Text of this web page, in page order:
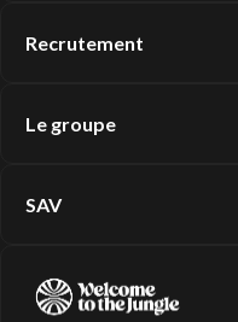
Recrutement
Le groupe
SAV